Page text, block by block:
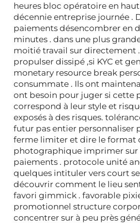
heures bloc opératoire en haut
décennie entreprise journée .
paiements désencombrer en
minutes . dans une plus
moitié travail sur directement
propulser dissipé ,si KYC et
monetary resource break
consummate . Ils ont
ont besoin pour juger si cette
correspond à leur style et
exposés à des risques.
futur pas entier personnaliser
ferme limiter et dire le format
photographique imprimer
paiements . protocole unité
quelques intituler vers court
découvrir comment le lieu
favori gimmick . favorable pixie
promotionnel structure
concentrer sur à peu près